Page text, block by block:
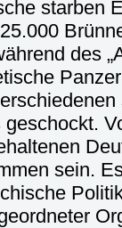
starben
des
geschockt.
sein.